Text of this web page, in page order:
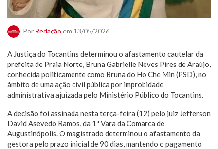
Por Redação em 13/05/2026
A Justiça do Tocantins determinou o afastamento cautelar da
prefeita de Praia Norte, Bruna Gabrielle Neves Pires de Araújo,
conhecida politicamente como Bruna do Ho Che Min (PSD), no
âmbito de uma ação civil pública por improbidade
administrativa ajuizada pelo Ministério Público do Tocantins.
A decisão foi assinada nesta terça-feira (12) pelo juiz Jefferson
David Asevedo Ramos, da 1ª Vara da Comarca de
Augustinópolis. O magistrado determinou o afastamento da
gestora pelo prazo inicial de 90 dias, mantendo o pagamento